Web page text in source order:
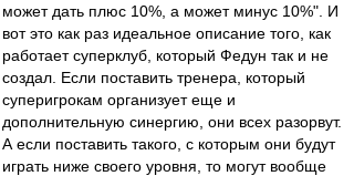
может дать плюс 10%, а может минус 10%". И
вот это как раз идеальное описание того, как
работает суперклуб, который Федун так и не
создал. Если поставить тренера, который
суперигрокам организует еще и
дополнительную синергию, они всех разорвут.
А если поставить такого, с которым они будут
играть ниже своего уровня, то могут вообще